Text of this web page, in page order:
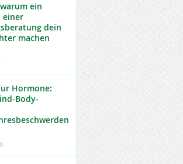
ein
einer
dein
machen
Hormone:
Body-